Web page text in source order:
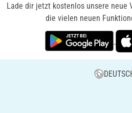
Lade dir jetzt kostenlos unsere neue
die vielen neuen